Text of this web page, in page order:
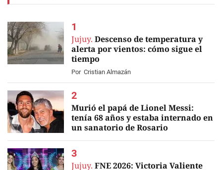
Jujuy. Descenso de temperatura y
alerta por vientos: cómo sigue el
tiempo
Por Cristian Almazán
EN VIVO
Murió el papá de Lionel Messi:
tenía 68 años y estaba internado en
un sanatorio de Rosario
Jujuy. FNE 2026: Victoria Valiente